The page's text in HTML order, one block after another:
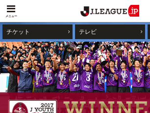
メニュー
チケット テレビ